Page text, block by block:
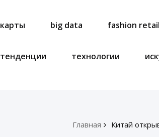
карты big data fashion retail
тенденции технологии
Главная Китай